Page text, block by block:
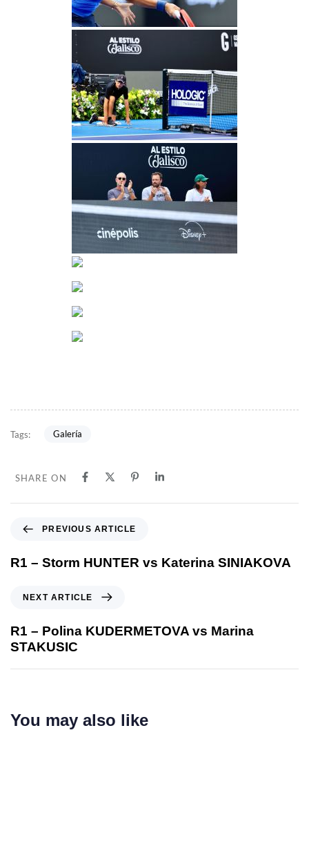
Tags: Galería
SHARE ON
PREVIOUS ARTICLE
R1 – Storm HUNTER vs Katerina SINIAKOVA
NEXT ARTICLE
R1 – Polina KUDERMETOVA vs Marina
STAKUSIC
You may also like